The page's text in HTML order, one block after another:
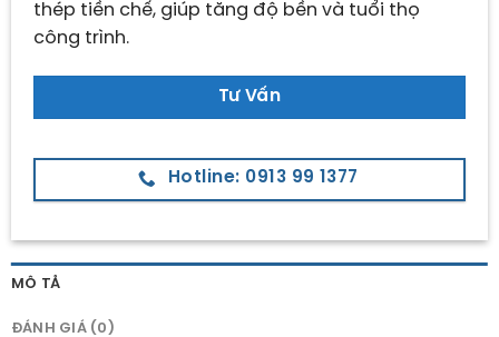
thép tiền chế, giúp tăng độ bền và tuổi thọ
công trình.
Tư Vấn
Hotline: 0913 99 1377
MÔ TẢ
ĐÁNH GIÁ (0)